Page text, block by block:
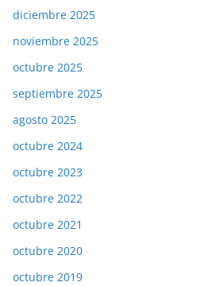
diciembre 2025
noviembre 2025
octubre 2025
septiembre 2025
agosto 2025
octubre 2024
octubre 2023
octubre 2022
octubre 2021
octubre 2020
octubre 2019